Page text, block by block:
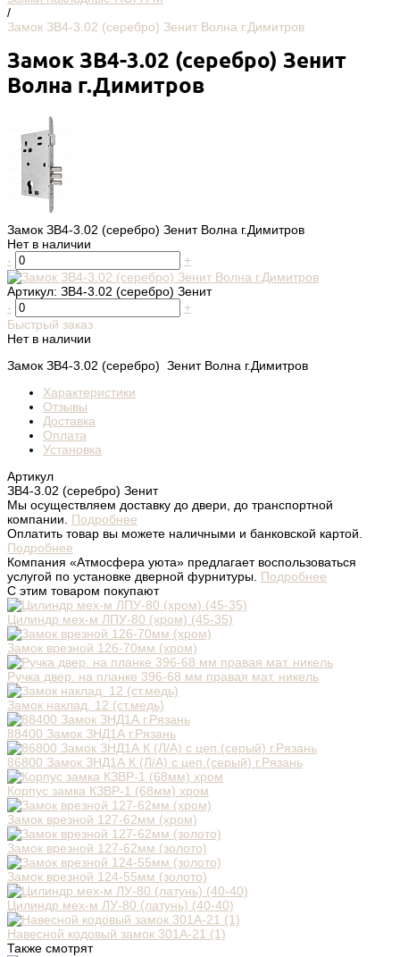
/
Замок ЗВ4-3.02 (серебро) Зенит Волна г.Димитров
Замок ЗВ4-3.02 (серебро) Зенит
Волна г.Димитров
Замок ЗВ4-3.02 (серебро) Зенит Волна г.Димитров
Нет в наличии
-
+
Артикул: ЗВ4-3.02 (серебро) Зенит
-
+
Быстрый заказ
Нет в наличии
Замок ЗВ4-3.02 (серебро) Зенит Волна г.Димитров
Характеристики
Отзывы
Доставка
Оплата
Установка
Артикул
ЗВ4-3.02 (серебро) Зенит
Мы осуществляем доставку до двери, до транспортной
компании. Подробнее
Оплатить товар вы можете наличными и банковской картой.
Подробнее
Компания «Атмосфера уюта» предлагает воспользоваться
услугой по установке дверной фурнитуры. Подробнее
С этим товаром покупают
Цилиндр мех-м ЛПУ-80 (хром) (45-35)
Замок врезной 126-70мм (хром)
Ручка двер. на планке 396-68 мм правая мат. никель
Замок наклад. 12 (ст.медь)
88400 Замок ЗНД1А г.Рязань
86800 Замок ЗНД1А К (Л/А) с цеп.(серый) г.Рязань
Корпус замка КЗВР-1 (68мм) хром
Замок врезной 127-62мм (хром)
Замок врезной 127-62мм (золото)
Замок врезной 124-55мм (золото)
Цилиндр.мех-м ЛУ-80 (латунь) (40-40)
Навесной кодовый замок 301A-21 (1)
Также смотрят